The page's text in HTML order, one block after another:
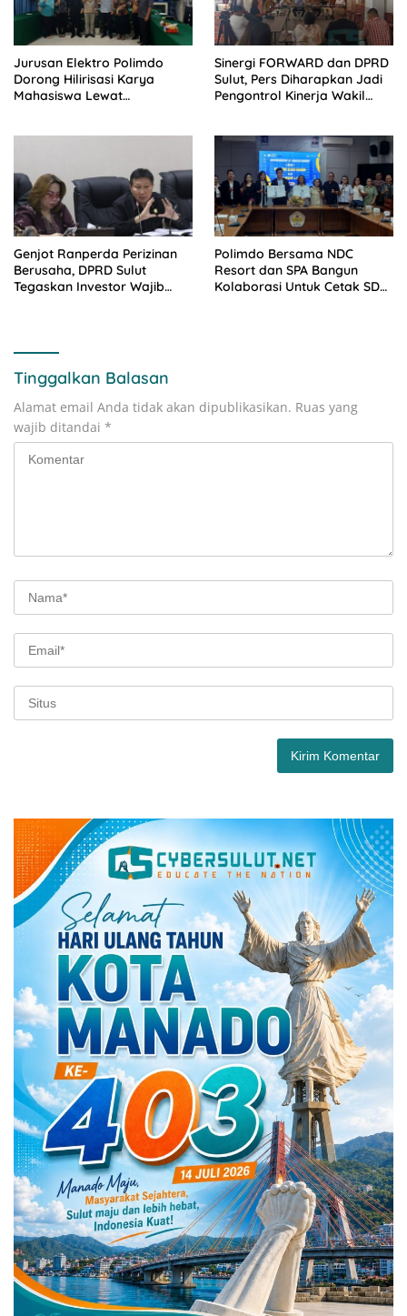
Jurusan Elektro Polimdo
Dorong Hilirisasi Karya
Mahasiswa Lewat
Sinergi FORWARD dan DPRD
Sulut, Pers Diharapkan Jadi
Pengontrol Kinerja Wakil
Genjot Ranperda Perizinan
Berusaha, DPRD Sulut
Tegaskan Investor Wajib
Polimdo Bersama NDC
Resort dan SPA Bangun
Kolaborasi Untuk Cetak SDM
Tinggalkan Balasan
Alamat email Anda tidak akan dipublikasikan. Ruas yang
wajib ditandai *